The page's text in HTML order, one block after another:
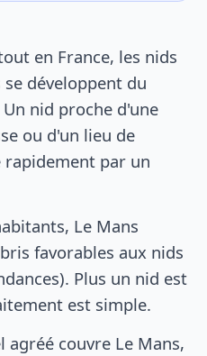
en France, les nids
développent du
nid proche d'une
ou d'un lieu de
par un
Le Mans
favorables aux nids
Plus un nid est
est simple.
agréé couvre Le Mans,